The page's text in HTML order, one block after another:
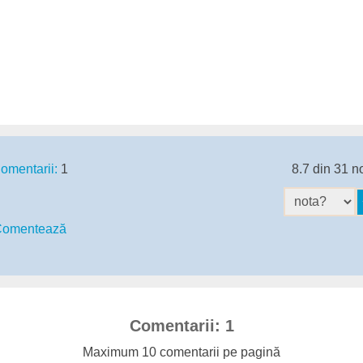
1 8.7 din 31
Comentarii: 1
Maximum 10 comentarii pe pagină